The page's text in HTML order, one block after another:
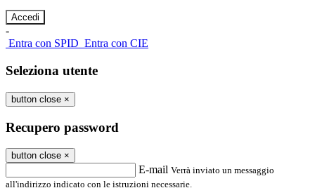
-
Entra con SPID Entra con CIE
Seleziona utente
button close ×
Recupero password
button close ×
E-mail Verrà inviato un messaggio
all'indirizzo indicato con le istruzioni necessarie.